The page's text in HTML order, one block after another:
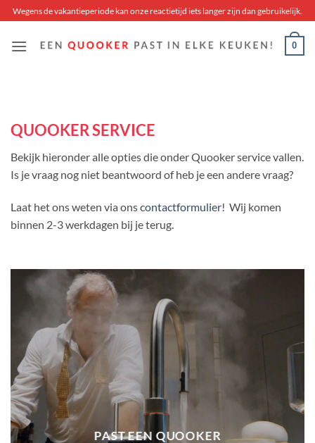
Skip
to
content
Wegens de vakantieperiode kan onze reactietijd iets langer zijn dan gebruikelijk.
0
QUOOKER SERVICE
Bekijk hieronder alle opties die onder Quooker service vallen.
Is je vraag nog niet beantwoord of heb je een andere vraag?
Laat het ons weten via onscontactformulier! Wij komen
binnen 2-3 werkdagen bij je terug.
PAST EEN QUOOKER